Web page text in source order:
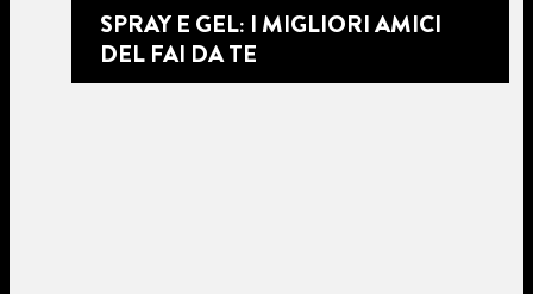
SPRAY E GEL: I MIGLIORI AMICI
DEL FAI DA TE